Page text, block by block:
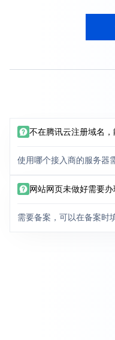
不在腾讯云注册域名
使用哪个接入商的服务器
网站网页未做好需要办
需要备案，可以在备案时